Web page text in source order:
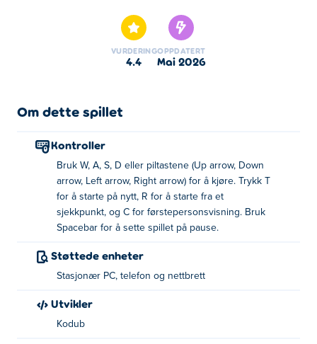
du på tiendedels sekunder
. Så begynner du å legge
merke til hver minste feil som koster tid.
I stedet for å kjøre mot andre biler,
Spill PolyTrack gratis på Pokiog hopp rett inn i å mestre
hver bane!
Slik fungerer PolyTrack
Hver bane handler om åspille den samme delen om
Du kjører en del, ser hvor du mistet fart og starter
for å se om det forbedrer tiden din.
VURDERING
4.4
OPPDATERT
mai 2026
Om dette spillet
Kontroller
Bruk W, A, S, D eller piltastene (Up arrow, Down
arrow, Left arrow, Right arrow) for å kjøre. Trykk T
for å starte på nytt, R for å starte fra et
sjekkpunkt, og C for førstepersonsvisning. Bruk
Spacebar for å sette spillet på pause.
Støttede enheter
Stasjonær PC, telefon og nettbrett
Utvikler
Kodub